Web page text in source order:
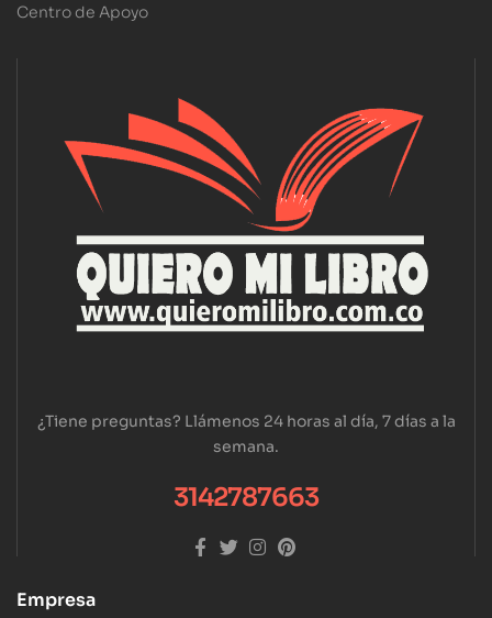
Centro de Apoyo
¿Tiene preguntas? Llámenos 24 horas al día, 7 días a la
semana.
3142787663
Empresa